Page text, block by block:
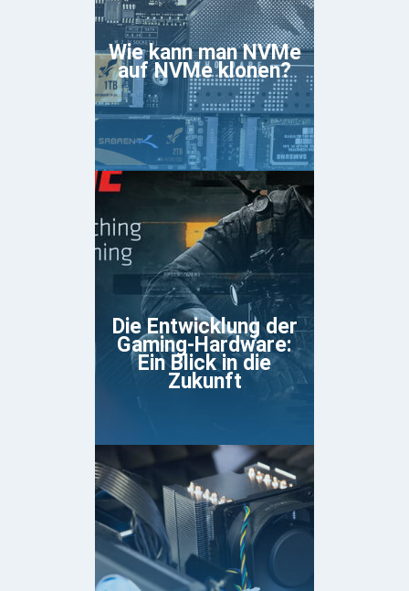
Wie kann man NVMe
auf NVMe klonen?
Die Entwicklung der
Gaming-Hardware:
Ein Blick in die
Zukunft